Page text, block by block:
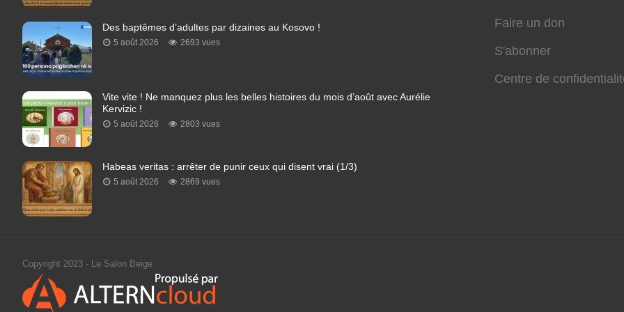
Des baptêmes d’adultes par dizaines au Kosovo !
5 août 2026 2693 vues
Vite vite ! Ne manquez plus les belles histoires du mois d’août avec Aurélie
Kervizic !
5 août 2026 2803 vues
Habeas veritas : arrêter de punir ceux qui disent vrai (1/3)
5 août 2026 2869 vues
Faire un don
S'abonner
Centre de
Copyright 2023 - Le Salon Beige